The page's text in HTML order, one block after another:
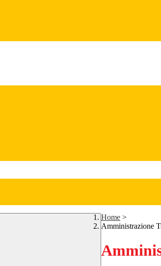
Home >
Amministrazione